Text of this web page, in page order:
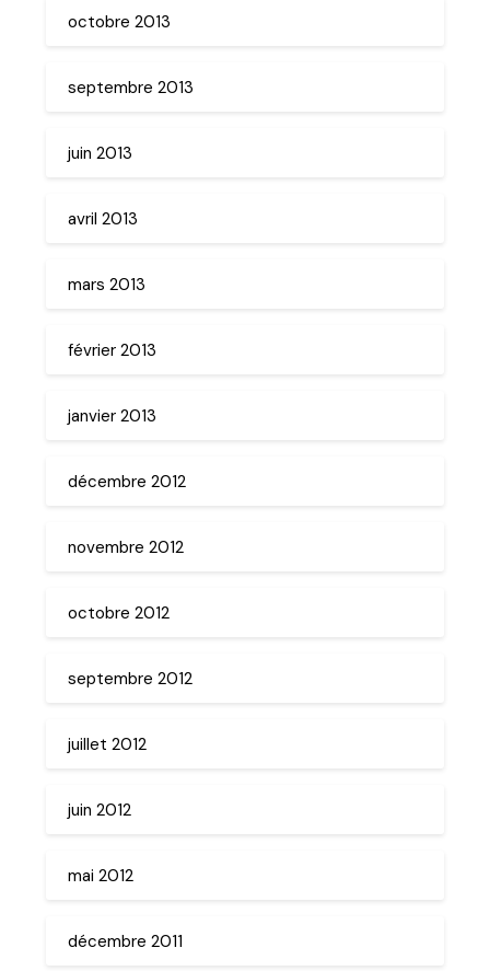
octobre 2013
septembre 2013
juin 2013
avril 2013
mars 2013
février 2013
janvier 2013
décembre 2012
novembre 2012
octobre 2012
septembre 2012
juillet 2012
juin 2012
mai 2012
décembre 2011